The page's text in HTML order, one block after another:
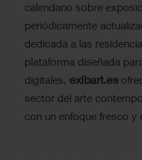
calendario sobre
periódicamente
dedicada a las
plataforma diseñada
digitales, exibart.es
sector del arte
con un enfoque fresco